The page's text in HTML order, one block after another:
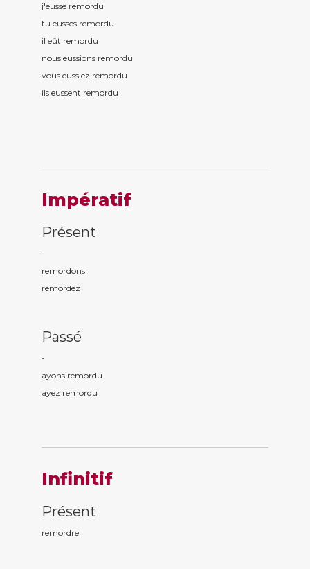
j'eusse remordu
tu eusses remordu
il eût remordu
nous eussions remordu
vous eussiez remordu
ils eussent remordu
Impératif
Présent
-
remordons
remordez
Passé
-
ayons remordu
ayez remordu
Infinitif
Présent
remordre